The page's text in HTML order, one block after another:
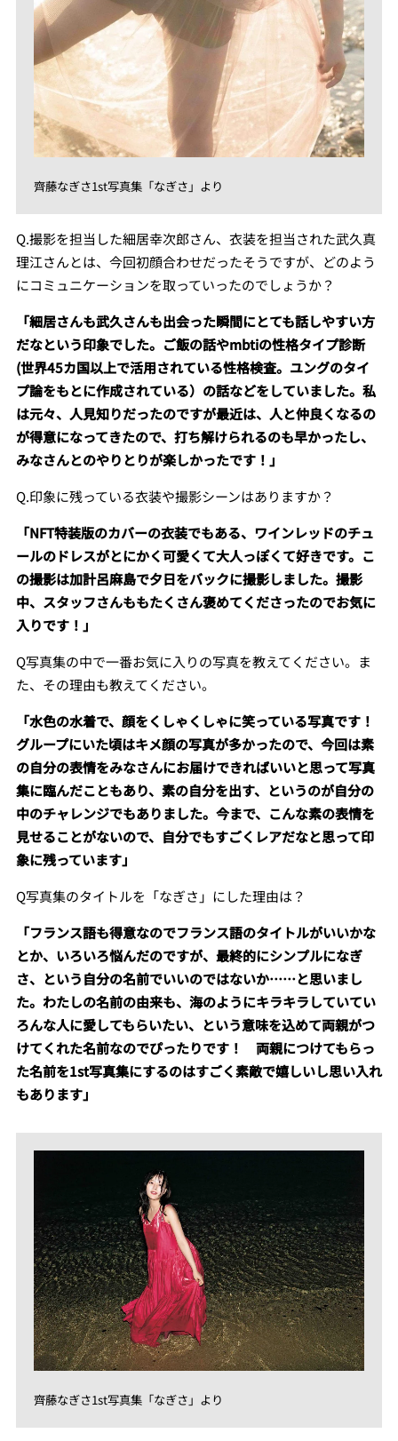
齊藤なぎさ1st写真集「なぎさ」より
Q.撮影を担当した細居幸次郎さん、衣装を担当された武久真
理江さんとは、今回初顔合わせだったそうですが、どのよう
にコミュニケーションを取っていったのでしょうか？
「細居さんも武久さんも出会った瞬間にとても話しやすい方
だなという印象でした。ご飯の話やmbtiの性格タイプ診断
(世界45カ国以上で活用されている性格検査。ユングのタイ
プ論をもとに作成されている）の話などをしていました。私
は元々、人見知りだったのですが最近は、人と仲良くなるの
が得意になってきたので、打ち解けられるのも早かったし、
みなさんとのやりとりが楽しかったです！」
Q.印象に残っている衣装や撮影シーンはありますか？
「NFT特装版のカバーの衣装でもある、ワインレッドのチュ
ールのドレスがとにかく可愛くて大人っぽくて好きです。こ
の撮影は加計呂麻島で夕日をバックに撮影しました。撮影
中、スタッフさんももたくさん褒めてくださったのでお気に
入りです！」
Q写真集の中で一番お気に入りの写真を教えてください。ま
た、その理由も教えてください。
「水色の水着で、顔をくしゃくしゃに笑っている写真です！
グループにいた頃はキメ顔の写真が多かったので、今回は素
の自分の表情をみなさんにお届けできればいいと思って写真
集に臨んだこともあり、素の自分を出す、というのが自分の
中のチャレンジでもありました。今まで、こんな素の表情を
見せることがないので、自分でもすごくレアだなと思って印
象に残っています」
Q写真集のタイトルを「なぎさ」にした理由は？
「フランス語も得意なのでフランス語のタイトルがいいかな
とか、いろいろ悩んだのですが、最終的にシンプルになぎ
さ、という自分の名前でいいのではないか……と思いまし
た。わたしの名前の由来も、海のようにキラキラしていてい
ろんな人に愛してもらいたい、という意味を込めて両親がつ
けてくれた名前なのでぴったりです！ 両親につけてもらっ
た名前を1st写真集にするのはすごく素敵で嬉しいし思い入れ
もあります」
齊藤なぎさ1st写真集「なぎさ」より